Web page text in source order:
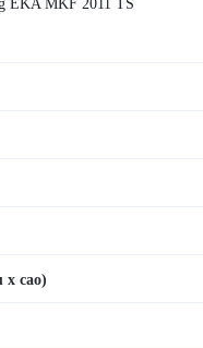
x cao)